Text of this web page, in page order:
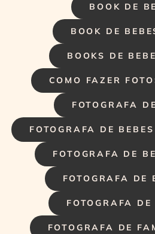
BOOK DE
BOOK DE
BOOKS DE
COMO FAZER
FOTOGRAFA
FOTOGRAFA DE
FOTOGRAFA DE
FOTOGRAFA DE
FOTOGRAFA
FOTOGRAFA DE